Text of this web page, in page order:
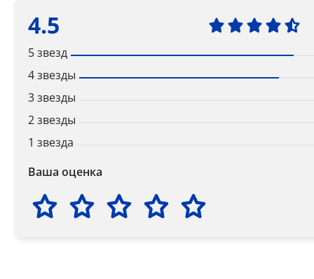
4.5
5 звезд
4 звезды
3 звезды
2 звезды
1 звезда
Ваша оценка